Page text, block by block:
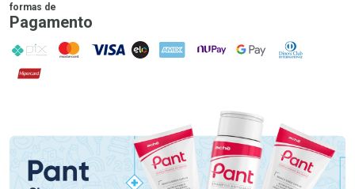
formas de
Pagamento
PIX MasterCard
VISA ELO AMEX NuPay Google PayDiners Club
Hipercard
Promoção em Destaque